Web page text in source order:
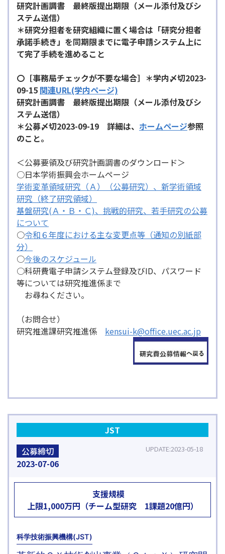
研究計画調書 最終版提出期限（メール添付及びシ
ステム送信）
＊研究分担者を研究組織に置く場合は「研究分担者
承諾手続き」を同期限までに電子申請システム上に
て完了手続を進めること
〇［事務局チェックが不要な場合］ ＊学内〆切2023-
09-15 関連URL(学内ページ)
研究計画調書 最終版提出期限（メール添付及びシ
ステム送信）
＊公募〆切2023-09-19 詳細は、 ホームページ参照
のこと。
＜公募要領及び研究計画調書のダウンロード＞
○日本学術振興会ホームページ
学術変革領域研究（Ａ）（公募研究）、新学術領域
研究（終了研究領域）
基盤研究(Ａ・Ｂ・Ｃ)、挑戦的研究、若手研究の公募
について
○令和６年度における主な変更点等（通知の別紙部
分）
○今後のスケジュール
○科研費電子申請システム登録及びID、パスワード
等については研究推進係まで
お尋ねください。
（お問合せ）
研究推進課研究推進係 kensui-k@office.uec.ac.jp
JST
公募締切
2023 07-06
UPDATE2023-05-18
支援規模
上限1,000万円（チーム型研究 1課題20億円）
科学技術振興機構(JST)